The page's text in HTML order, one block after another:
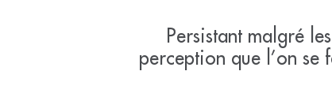
Persistant malgré
perception que l’on se